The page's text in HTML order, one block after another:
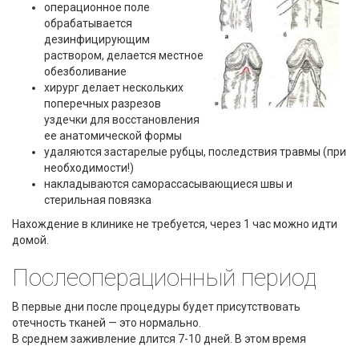
операционное поле
обрабатывается
дезинфицирующим
раствором, делается местное
обезболивание
хирург делает нескольких
поперечных разрезов
уздечки для восстановления
ее анатомической формы
удаляются застарелые рубцы, последствия травмы (при
необходимости!)
накладываются саморассасывающиеся швы и
стерильная повязка
Нахождение в клинике не требуется, через 1 час можно идти
домой.
Послеоперационный период
В первые дни после процедуры будет присутствовать
отечность тканей — это нормально.
В среднем заживление длится 7-10 дней. В этом время